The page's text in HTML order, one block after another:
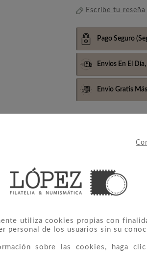
utiliza cookies propias con
personal de los usuarios sin su
sobre las cookies, haga
Escribe tu reseña
Pago Seguro
Envíos En El Día,
Envio Gratis